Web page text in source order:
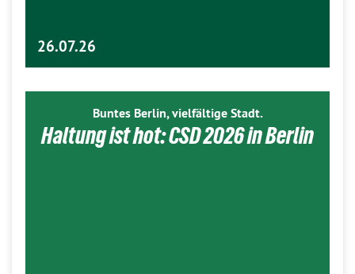
26.07.26
Buntes Berlin, vielfältige Stadt.
Haltung ist hot: CSD 2026 in Berlin